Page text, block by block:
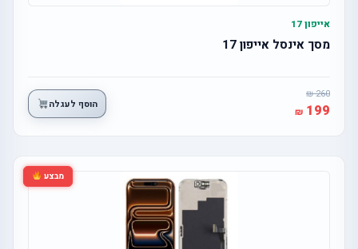
אייפון 17
מסך אינסל אייפון 17
260
199 הוסף לעגלה
מבצע